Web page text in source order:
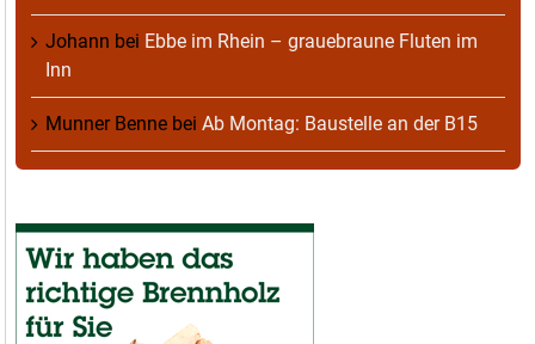
Johann bei Ebbe im Rhein – grauebraune Fluten im
Inn
Munner Benne bei Ab Montag: Baustelle an der B15